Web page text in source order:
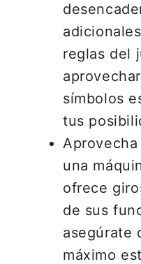
reglas del
símbolos
tus
una
ofrece
de sus
asegúrate
máximo